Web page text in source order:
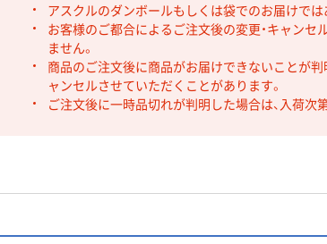
アスクルのダンボールもしくは袋でのお届けでは
お客様のご都合によるご注文後の変更・キャンセ
ません。
商品のご注文後に商品がお届けできないことが判
ャンセルさせていただくことがあります。
ご注文後に一時品切れが判明した場合は、入荷次